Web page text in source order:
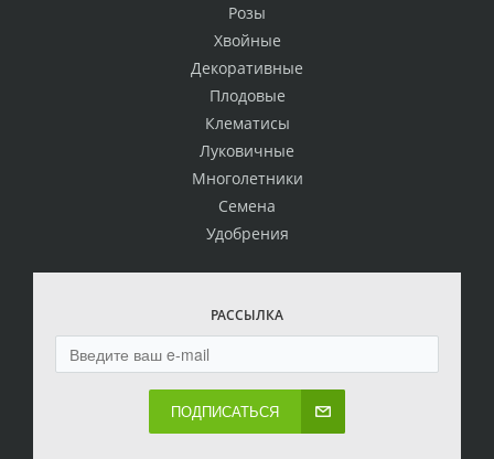
Розы
Хвойные
Декоративные
Плодовые
Клематисы
Луковичные
Многолетники
Семена
Удобрения
РАССЫЛКА
ПОДПИСАТЬСЯ